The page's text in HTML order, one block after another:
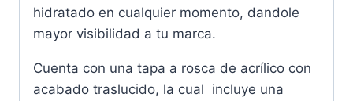
hidratado en cualquier momento, dandole
mayor visibilidad a tu marca.
Cuenta con una tapa a rosca de acrílico con
acabado traslucido, la cual incluye una